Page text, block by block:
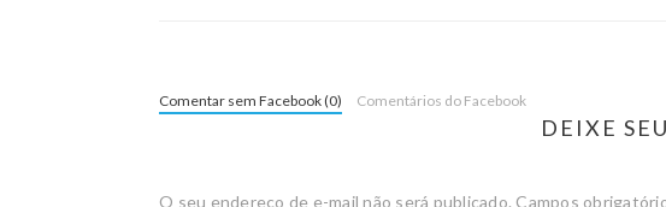
DEIXE
Comentar sem Facebook (0) Comentários do Facebook
O seu endereço de e-mail não será publicado. Campos